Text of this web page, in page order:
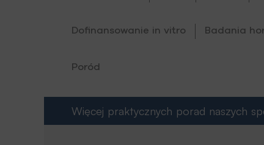
Dofinansowanie in vitro Badania
Poród
Więcej praktycznych porad naszych